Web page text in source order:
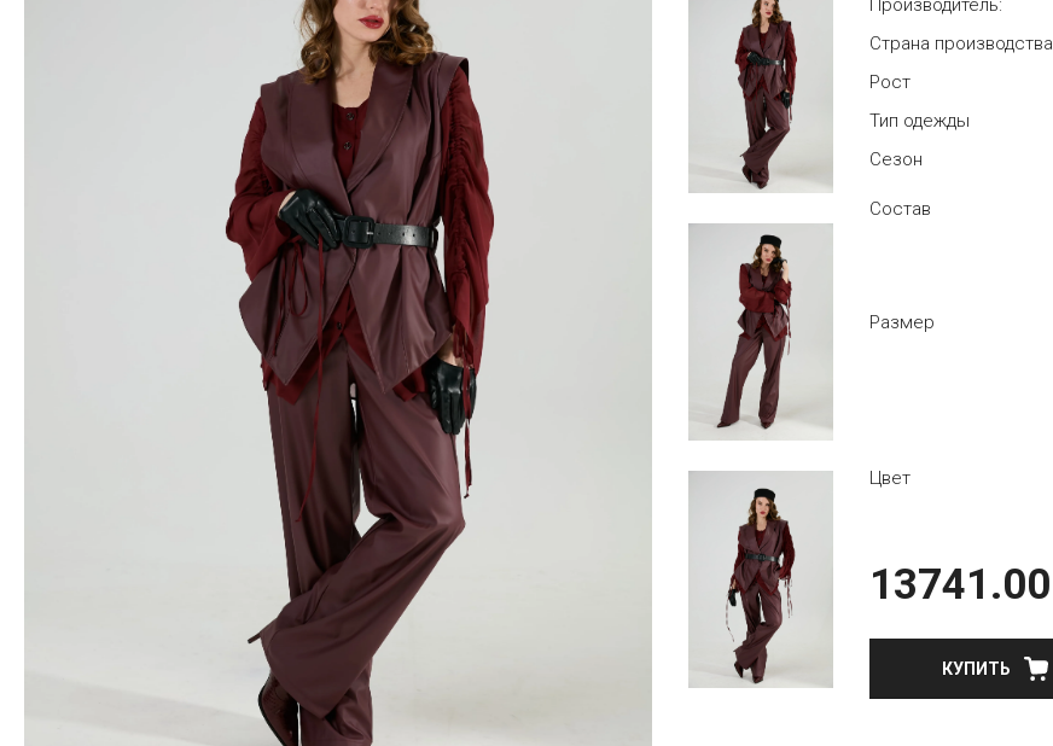
Производитель:
Страна производства
Рост
Тип одежды
Сезон
Состав
Размер
Цвет
13741.00
КУПИТЬ